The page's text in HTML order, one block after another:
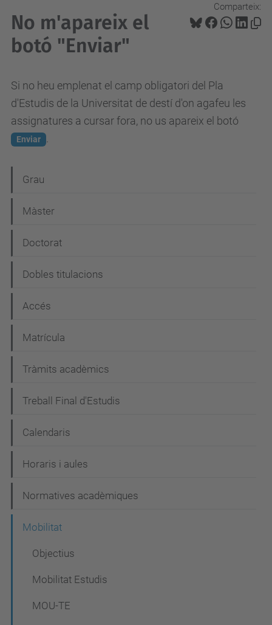
Comparteix:
No m'apareix el
botó "Enviar"
Si no heu emplenat el camp obligatori del Pla
d'Estudis de la Universitat de destí d'on agafeu les
assignatures a cursar fora, no us apareix el botó
Enviar .
a
v
g
a
i
ó
Grau
Màster
Doctorat
Dobles titulacions
Accés
Matrícula
Tràmits acadèmics
Treball Final d'Estudis
Calendaris
Horaris i aules
Normatives acadèmiques
Mobilitat
Objectius
Mobilitat Estudis
MOU-TE